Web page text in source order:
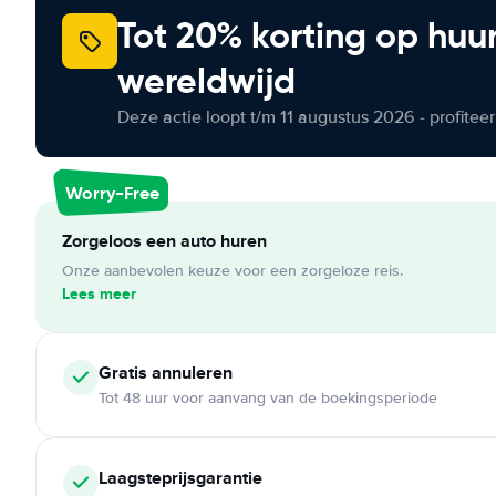
Tot 20% korting op
wereldwijd
Deze actie loopt t/m 11 augustus 2026 -
Worry-Free
Zorgeloos een auto huren
Onze aanbevolen keuze voor een zorgeloze reis.
Lees meer
Gratis annuleren
Tot 48 uur voor aanvang van de boekingsperiode
Laagsteprijsgarantie